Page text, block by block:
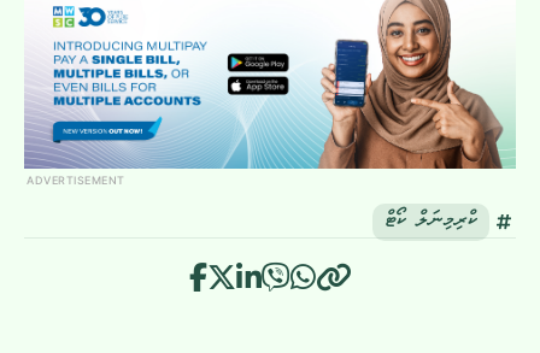
ADVERTISEMENT
ކްރިމިނަލް ކޯޓް